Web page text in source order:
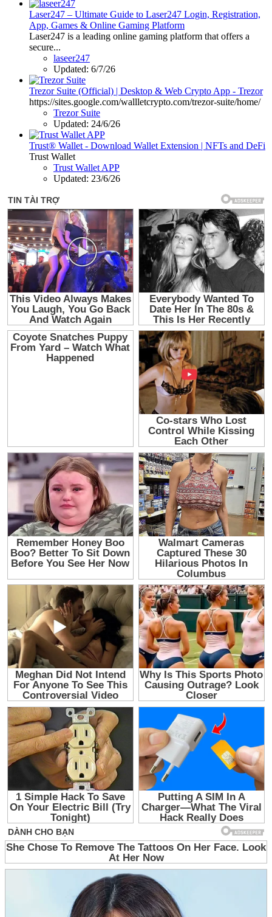
Laser247 – Ultimate Guide to Laser247 Login, Registration,
App, Games & Online Gaming Platform
Laser247 is a leading online gaming platform that offers a
secure...
laseer247
Updated: 6/7/26
Trezor Suite (Official) | Desktop & Web Crypto App - Trezor
https://sites.google.com/wallletcrypto.com/trezor-suite/home/
Trezor Suite
Updated: 24/6/26
Trust® Wallet - Download Wallet Extension | NFTs and DeFi
Trust Wallet
Trust Wallet APP
Updated: 23/6/26